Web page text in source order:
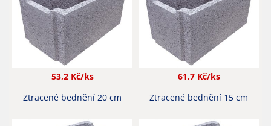
53,2 Kč/ks 61,7 Kč/ks
Ztracené bednění 20 cm
Ztracené bednění 15 cm